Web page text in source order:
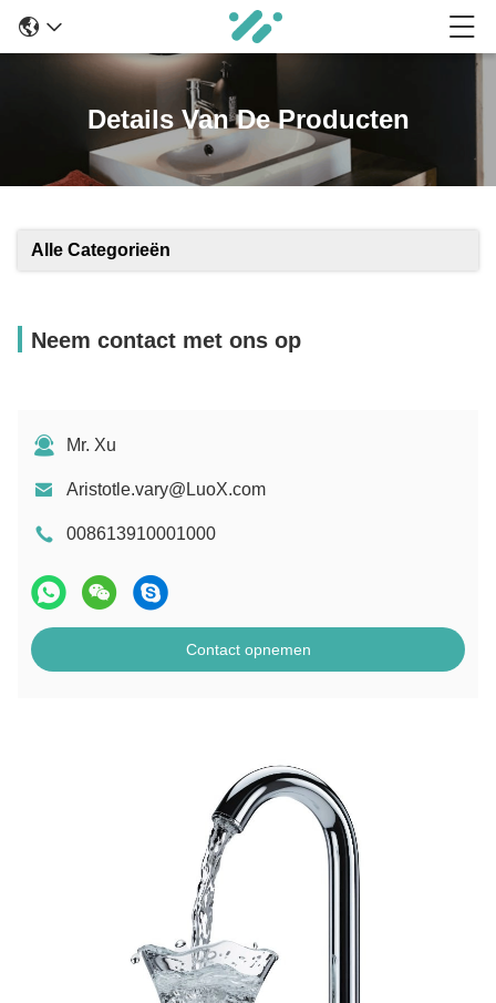
Details Van De Producten
Alle Categorieën
Neem contact met ons op
Mr. Xu
Aristotle.vary@LuoX.com
008613910001000
Contact opnemen